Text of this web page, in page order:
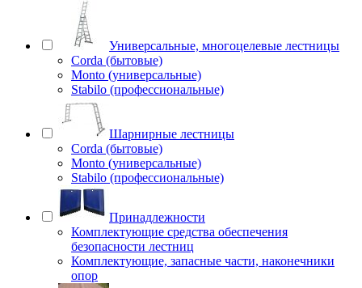
Универсальные, многоцелевые лестницы
Corda (бытовые)
Monto (универсальные)
Stabilo (профессиональные)
Шарнирные лестницы
Corda (бытовые)
Monto (универсальные)
Stabilo (профессиональные)
Принадлежности
Комплектующие средства обеспечения
безопасности лестниц
Комплектующие, запасные части, наконечники
опор